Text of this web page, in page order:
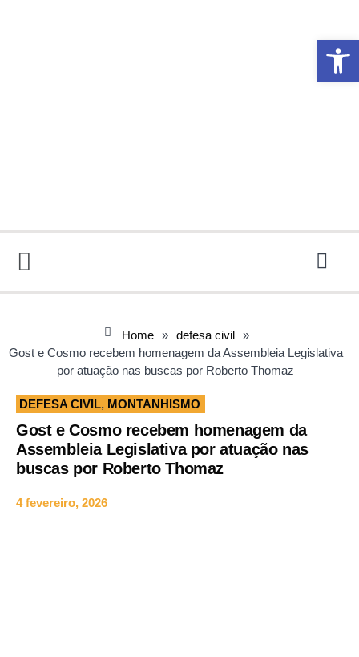
Abrir
Home » defesa civil »
Gost e Cosmo recebem homenagem da Assembleia Legislativa
por atuação nas buscas por Roberto Thomaz
DEFESA CIVIL, MONTANHISMO
Gost e Cosmo recebem homenagem da
Assembleia Legislativa por atuação nas
buscas por Roberto Thomaz
4 fevereiro, 2026